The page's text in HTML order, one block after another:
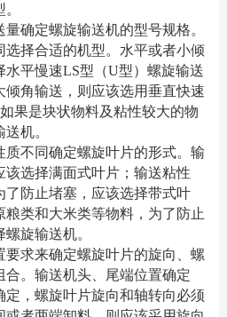
确定螺旋输送机的型号规格。
选择合适的机型。水平或者小倾
平慢速LS型（U型）螺旋输送
角输送，则应该选用垂直快速
果是块状物料及粘性较大的物
机。
质不同确定螺旋叶片的形式。输
选择满面式叶片；输送粘性
了防止堵塞，应该选择带式叶
粮类和大米类等物料，为了防止
旋输送机。
要求来确定螺旋叶片的旋向、螺
。输送机头、尾端位置确定
定，螺旋叶片旋向和轴转向必须